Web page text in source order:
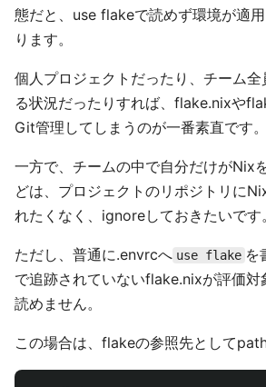
態だと、use flakeで読めず環境が適
ります。
個人プロジェクトだったり、チーム
る状況だったりすれば、flake.nixや
Git管理してしまうのが一番素直です。
一方で、チームの中で自分だけがNix
どは、プロジェクトのリポジトリに
れたくなく、ignoreしておきたいです。
ただし、普通に.envrcへ use flake を
で追跡されていないflake.nixが評価対
読めません。
この場合は、flakeの参照先として